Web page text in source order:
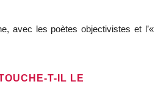
avec les poètes objectivistes et l’«
T-IL LE